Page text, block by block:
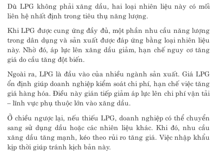
Dù LPG không phải xăng dầu, hai loại nhiên liệu này có mối
liên hệ nhất định trong tiêu thụ năng lượng.
Khi LPG được cung ứng đầy đủ, một phần nhu cầu năng lượng
trong dân dụng và sản xuất được đáp ứng bằng loại nhiên liệu
này. Nhờ đó, áp lực lên xăng dầu giảm, hạn chế nguy cơ tăng
giá do cầu tăng đột biến.
Ngoài ra, LPG là đầu vào của nhiều ngành sản xuất. Giá LPG
ổn định giúp doanh nghiệp kiểm soát chi phí, hạn chế việc tăng
giá hàng hóa. Điều này gián tiếp giảm áp lực lên chi phí vận tải
– lĩnh vực phụ thuộc lớn vào xăng dầu.
Ở chiều ngược lại, nếu thiếu LPG, doanh nghiệp có thể chuyển
sang sử dụng dầu hoặc các nhiên liệu khác. Khi đó, nhu cầu
xăng dầu tăng mạnh, kéo theo rủi ro tăng giá. Việc nhập khẩu
kịp thời giúp tránh kịch bản này.